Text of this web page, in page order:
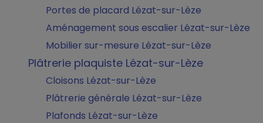
Portes de placard Lézat-sur-Lèze
Aménagement sous escalier Lézat-sur-Lèze
Mobilier sur-mesure Lézat-sur-Lèze
Plâtrerie plaquiste Lézat-sur-Lèze
Cloisons Lézat-sur-Lèze
Plâtrerie générale Lézat-sur-Lèze
Plafonds Lézat-sur-Lèze